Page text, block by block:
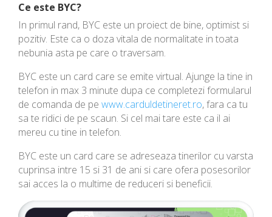
Ce este BYC?
In primul rand, BYC este un proiect de bine, optimist si
pozitiv. Este ca o doza vitala de normalitate in toata
nebunia asta pe care o traversam.
BYC este un card care se emite virtual. Ajunge la tine in
telefon in max 3 minute dupa ce completezi formularul
de comanda de pe www.carduldetineret.ro, fara ca tu
sa te ridici de pe scaun. Si cel mai tare este ca il ai
mereu cu tine in telefon.
BYC este un card care se adreseaza tinerilor cu varsta
cuprinsa intre 15 si 31 de ani si care ofera posesorilor
sai acces la o multime de reduceri si beneficii.